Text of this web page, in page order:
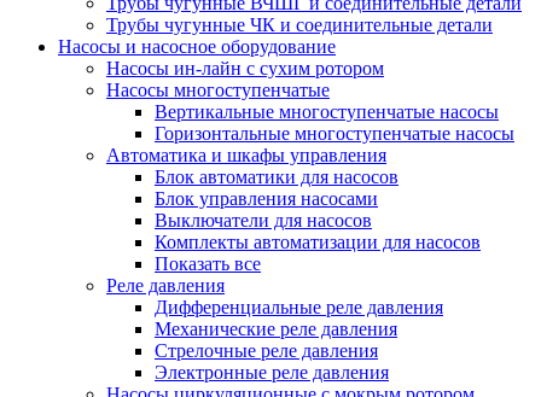
Трубы чугунные ЧК и соединительные детали
Насосы и насосное оборудование
Насосы ин-лайн с сухим ротором
Насосы многоступенчатые
Вертикальные многоступенчатые насосы
Горизонтальные многоступенчатые насосы
Автоматика и шкафы управления
Блок автоматики для насосов
Блок управления насосами
Выключатели для насосов
Комплекты автоматизации для насосов
Показать все
Реле давления
Дифференциальные реле давления
Механические реле давления
Стрелочные реле давления
Электронные реле давления